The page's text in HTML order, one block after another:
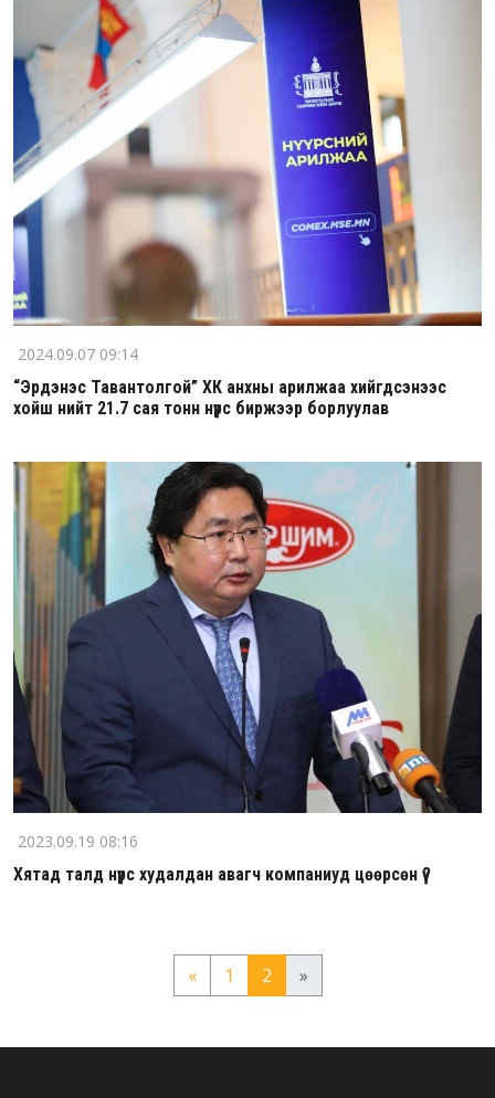
2024.09.07 09:14
“Эрдэнэс Тавантолгой” ХК анхны арилжаа хийгдсэнээс
хойш нийт 21.7 сая тонн нүүрс биржээр борлуулав
2023.09.19 08:16
Хятад талд нүүрс худалдан авагч компаниуд цөөрсөн үү?
« 1 2 »